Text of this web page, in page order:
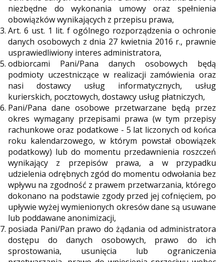
niezbędne do wykonania umowy oraz spełnienia
obowiązków wynikających z przepisu prawa,
Art. 6 ust. 1 lit. f ogólnego rozporządzenia o ochronie
danych osobowych z dnia 27 kwietnia 2016 r., prawnie
usprawiedliwiony interes administratora,
odbiorcami Pani/Pana danych osobowych będą
podmioty uczestniczące w realizacji zamówienia oraz
nasi dostawcy usług informatycznych, usług
kurierskich, pocztowych, dostawcy usług płatniczych,
Pani/Pana dane osobowe przetwarzane będą przez
okres wymagany przepisami prawa (w tym przepisy
rachunkowe oraz podatkowe - 5 lat liczonych od końca
roku kalendarzowego, w którym powstał obowiązek
podatkowy) lub do momentu przedawnienia roszczeń
wynikający z przepisów prawa, a w przypadku
udzielenia odrębnych zgód do momentu odwołania bez
wpływu na zgodność z prawem przetwarzania, którego
dokonano na podstawie zgody przed jej cofnięciem, po
upływie wyżej wymienionych okresów dane są usuwane
lub poddawane anonimizacji,
posiada Pani/Pan prawo do żądania od administratora
dostępu do danych osobowych, prawo do ich
sprostowania, usunięcia lub ograniczenia